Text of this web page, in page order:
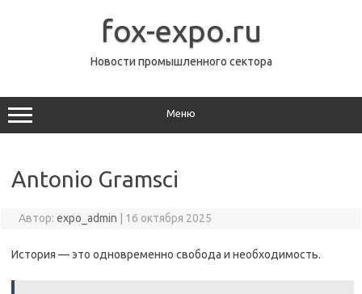
fox-expo.ru
Новости промышленного сектора
Меню
Antonio Gramsci
Автор: expo_admin 16 октября 2025
История — это одновременно свобода и необходимость.